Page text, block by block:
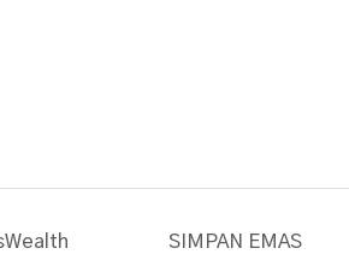
SIMPAN EMAS